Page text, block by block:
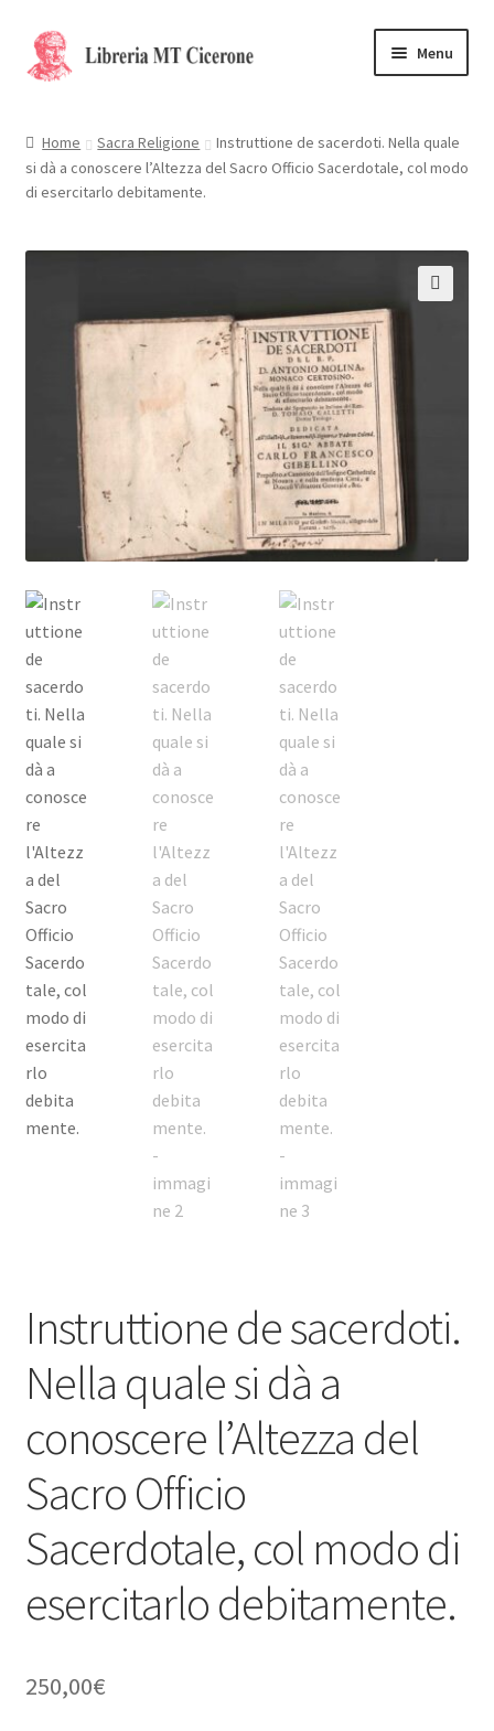
Vai
alla
Vai
al
Menu
Libri rari
Privacy Policy
Home Sacra Religione
Instruttione de sacerdoti. Nella quale
si dà a conoscere l’Altezza del Sacro Officio Sacerdotale, col modo
di esercitarlo debitamente.
Instruttione de sacerdoti.
Nella quale si dà a
conoscere l’Altezza del
Sacro Officio
Sacerdotale, col modo di
esercitarlo debitamente.
250,00€